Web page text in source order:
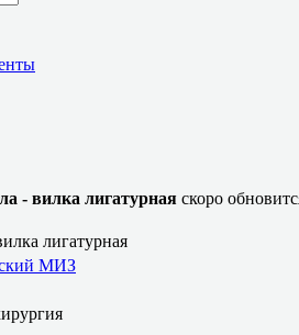
- вилка лигатурная скоро
лигатурная
МИЗ